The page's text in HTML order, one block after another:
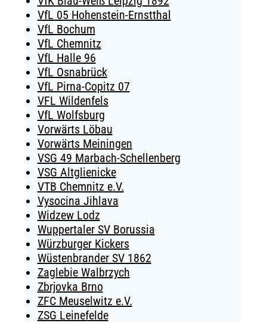
VfL 05 Hohenstein-Ernstthal
VfL Bochum
VfL Chemnitz
VfL Halle 96
VfL Osnabrück
VfL Pirna-Copitz 07
VFL Wildenfels
VfL Wolfsburg
Vorwärts Löbau
Vorwärts Meiningen
VSG 49 Marbach-Schellenberg
VSG Altglienicke
VTB Chemnitz e.V.
Vysocina Jihlava
Widzew Lodz
Wuppertaler SV Borussia
Würzburger Kickers
Wüstenbrander SV 1862
Zaglebie Walbrzych
Zbrjovka Brno
ZFC Meuselwitz e.V.
ZSG Leinefelde